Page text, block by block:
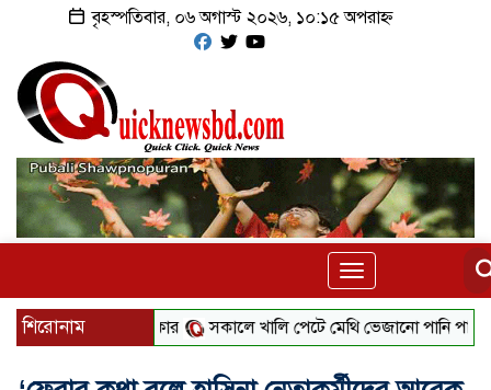
বৃহস্পতিবার, ০৬ অগাস্ট ২০২৬, ১০:১৫ অপরাহ্ন
Toggle
navigation
শিরোনাম
নেতা বহিষ্কার সকালে খালি পেটে মেথি ভেজানো পানি পানের